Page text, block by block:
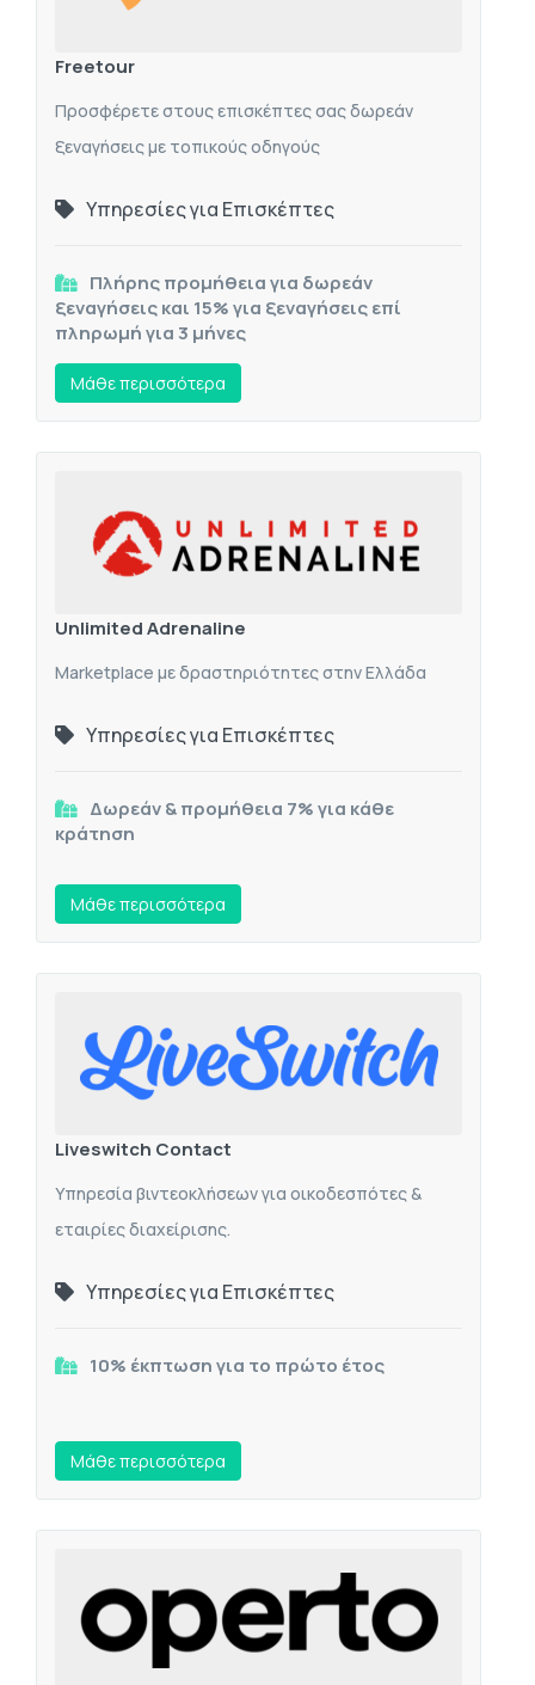
Freetour
Προσφέρετε στους επισκέπτες σας δωρεάν
ξεναγήσεις με τοπικούς οδηγούς
Υπηρεσίες για Επισκέπτες
Πλήρης προμήθεια για δωρεάν
ξεναγήσεις και 15% για ξεναγήσεις επί
πληρωμή για 3 μήνες
Mάθε περισσότερα
Unlimited Adrenaline
Marketplace με δραστηριότητες στην Ελλάδα
Υπηρεσίες για Επισκέπτες
Δωρεάν & προμήθεια 7% για κάθε
κράτηση
Mάθε περισσότερα
Liveswitch Contact
Υπηρεσία βιντεοκλήσεων για οικοδεσπότες &
εταιρίες διαχείρισης.
Υπηρεσίες για Επισκέπτες
10% έκπτωση για το πρώτο έτος
Mάθε περισσότερα